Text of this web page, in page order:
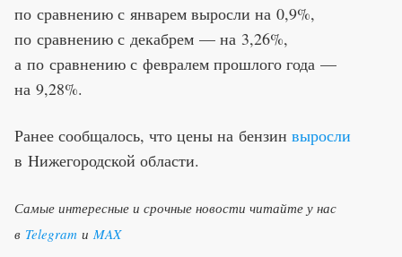
по сравнению с январем выросли на 0,9%,
по сравнению с декабрем — на 3,26%,
а по сравнению с февралем прошлого года —
на 9,28%.
Ранее сообщалось, что цены на бензин выросли
в Нижегородской области.
Самые интересные и срочные новости читайте у нас
в Telegram и MAX